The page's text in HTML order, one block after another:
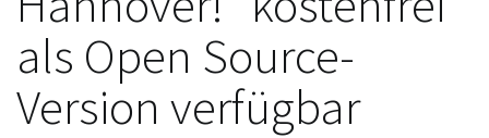
als Open Source-
Version verfügbar